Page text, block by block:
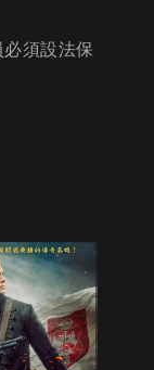
須設法保